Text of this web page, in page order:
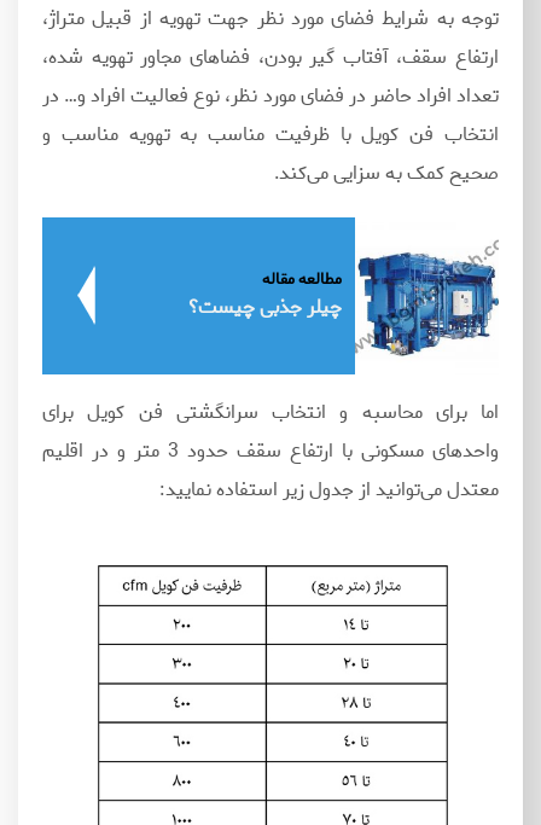
توجه به شرایط فضای مورد نظر جهت تهویه از قبیل متراژ،
ارتفاع سقف، آفتاب گیر بودن، فضاهای مجاور تهویه شده،
تعداد افراد حاضر در فضای مورد نظر، نوع فعالیت افراد و… در
انتخاب فن کویل با ظرفیت مناسب به تهویه مناسب و
صحیح کمک به سزایی می‌کند.
مطالعه مقاله
چیلر جذبی چیست؟
اما برای محاسبه و انتخاب سرانگشتی فن کویل برای
واحدهای مسکونی با ارتفاع سقف حدود 3 متر و در اقلیم
معتدل می‌توانید از جدول زیر استفاده نمایید: